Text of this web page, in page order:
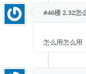
#46楼2.32怎
怎么用怎么用